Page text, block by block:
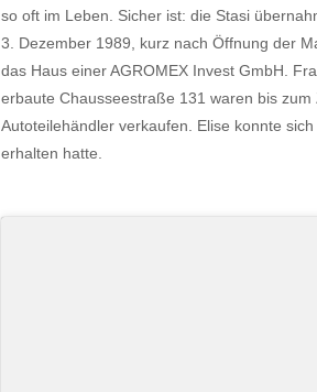
so oft im Leben. Sicher ist: die Stasi
3. Dezember 1989, kurz nach Öffnung der
das Haus einer AGROMEX Invest GmbH.
erbaute Chausseestraße 131 waren bis
Autoteilehändler verkaufen. Elise konnte
erhalten hatte.